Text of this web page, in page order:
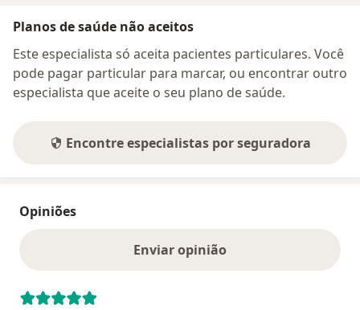
Planos de saúde não aceitos
Este especialista só aceita pacientes particulares. Você
pode pagar particular para marcar, ou encontrar outro
especialista que aceite o seu plano de saúde.
Encontre especialistas por seguradora
Opiniões
Enviar opinião